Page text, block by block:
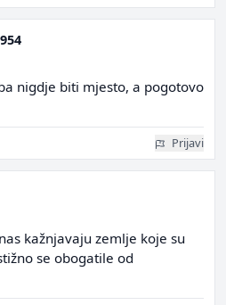
nigdje biti mjesto, a pogotovo
Prijavi
kažnjavaju zemlje koje su
se obogatile od